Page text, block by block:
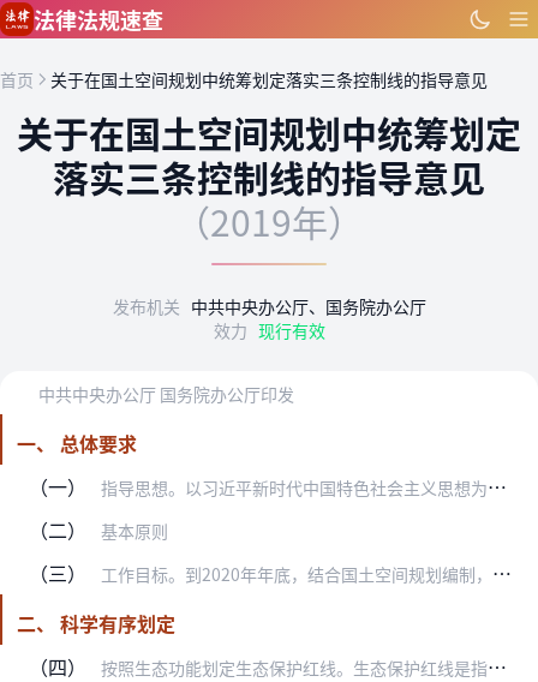
跳到主要内容
法律法规速查
首页 关于在国土空间规划中统筹划定落实三条控制线的指导意见
关于在国土空间规划中统筹划定
落实三条控制线的指导意见
（2019年）
发布机关 中共中央办公厅、国务院办公厅
效力 现行有效
中共中央办公厅 国务院办公厅印发
一、 总体要求
（一）
指导思想。以习近平新时代中国特色社会主义思想为指导，全面贯彻党的十九大精神，深入贯彻习近平生态文明思想，按照党中央、国务院决策部署，落实最严格的生态环境保护制度…
（二） 基本原则
（三） 工作目标。到2020年年底，结合国土空间规划编制，完成三条控制线划定和落地，协调解决矛盾冲突，纳入全国统一、多规合一的国土空间基础信息平台，形成一张底图，实现部…
二、 科学有序划定
（四）
按照生态功能划定生态保护红线。生态保护红线是指在生态空间范围内具有特殊重要生态功能、必须强制性严格保护的区域。优先将具有重要水源涵养、生物多样性维护、水土保持、…